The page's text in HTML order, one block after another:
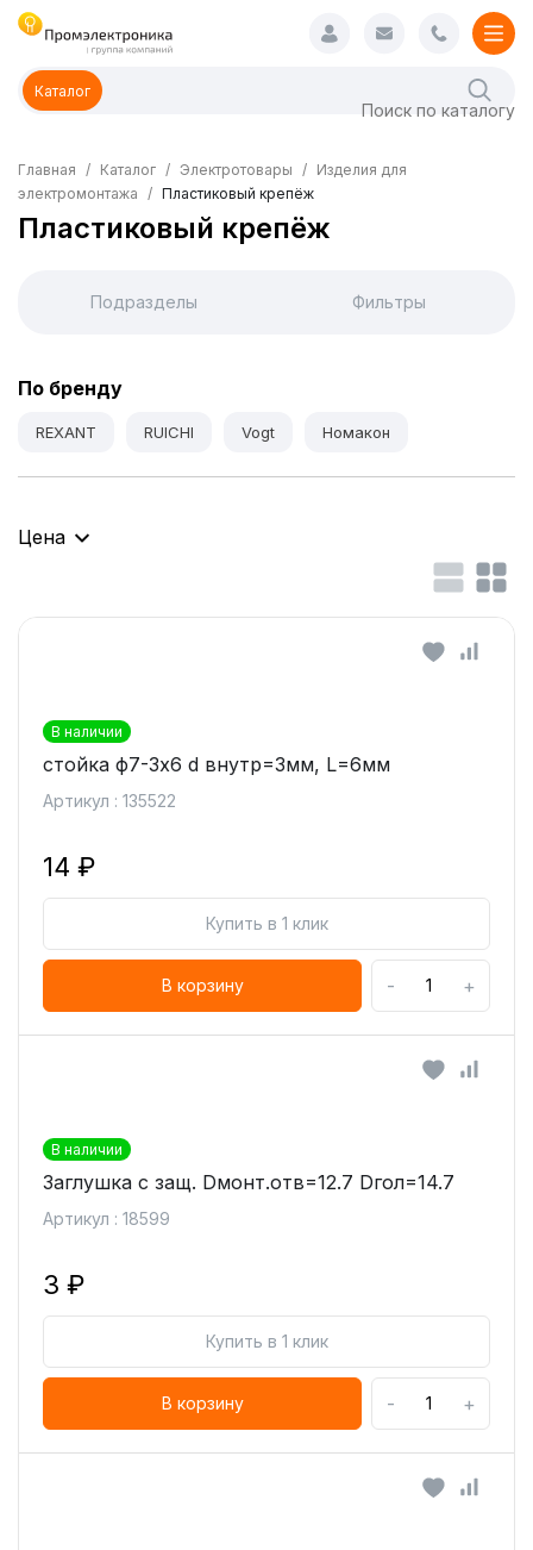
Каталог
Главная Каталог Электротовары
Изделия для
электромонтажа
Пластиковый крепёж
Пластиковый крепёж
Подразделы Фильтры
По бренду
REXANT RUICHI Vogt Номакон
Цена
В наличии
стойка ф7-3х6 d внутр=3мм, L=6мм
Артикул : 135522
14 ₽
Купить в 1 клик
В корзину - +
В наличии
Заглушка с защ. Dмонт.отв=12.7 Dгол=14.7
Артикул : 18599
3 ₽
Купить в 1 клик
В корзину - +